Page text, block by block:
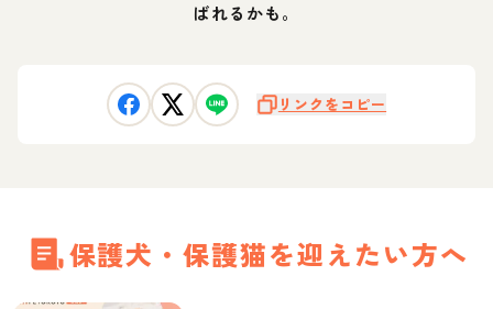
ばれるかも。
リンクをコピー
保護犬・保護猫を迎えたい方へ